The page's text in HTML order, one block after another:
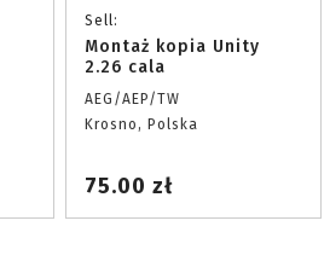
Sell:
Montaż kopia Unity
2.26 cala
AEG/AEP/TW
Krosno, Polska
75.00 zł